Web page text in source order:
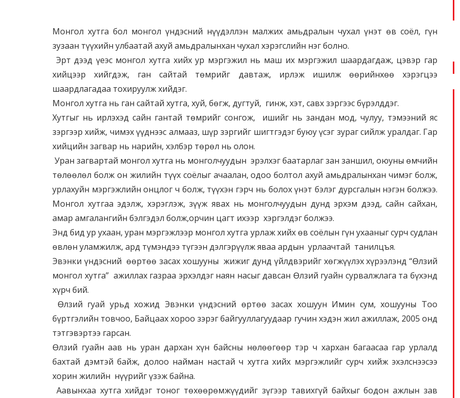
Монгол хутга бол монгол үндэсний нүүдэллэн малжих амьдралын чухал үнэт өв соёл, гүн
зузаан түүхийн улбаатай ахуй амьдралынхан чухал хэрэгслийн нэг болно.
Эрт дээд үеэс монгол хутга хийх ур мэргэжил нь маш их мэргэжил шаардагдаж, цэвэр гар
хийцээр хийгдэж, ган сайтай төмрийг давтаж, ирлэж ишилж өөрийнхөө хэрэгцээ
шаардлагадаа тохируулж хийдэг.
Монгол хутга нь ган сайтай хутга, хуй, бөгж, дугтуй, гинж, хэт, савх зэргээс бүрэлддэг.
Хутгыг нь ирлэхэд сайн гантай төмрийг сонгож, ишийг нь зандан мод, чулуу, тэмээний яс
зэргээр хийж, чимэх үүднээс алмааз, шүр зэргийг шигтгэдэг буюу үсэг зураг сийлж уралдаг. Гар
хийцийн загвар нь нарийн, хэлбэр төрөл нь олон.
Уран загвартай монгол хутга нь монголчуудын эрэлхэг баатарлаг зан заншил, оюуны өмчийн
төлөөлөл болж он жилийн түүх соёлыг ачаалан, одоо болтол ахуй амьдралынхан чимэг болж,
урлахуйн мэргэжлийн онцлог ч болж, түүхэн гэрч нь болох үнэт бэлэг дурсгалын нэгэн болжээ.
Монгол хутгаа эдэлж, хэрэглэж, зүүж явах нь монголчуудын дунд эрхэм дээд, сайн сайхан,
амар амгалангийн бэлгэдэл болж,орчин цагт ихээр хэргэлдэг болжээ.
Энд бид ур ухаан, уран мэргэжлээр монгол хутга урлаж хийх өв соёлын гүн ухааныг сурч судлан
өвлөн уламжилж, ард түмэндээ түгээн дэлгэрүүлж яваа ардын урлаачтай танилцъя.
Эвэнки үндэсний өөртөө засах хошууны жижиг дунд үйлдвэрийг хөгжүүлэх хүрээлэнд “Өлзий
монгол хутга” ажиллах газраа эрхэлдэг наян насыг давсан Өлзий гуайн сурвалжлага та бүхэнд
хүрч бий.
Өлзий гуай урьд хожид Эвэнки үндэсний өртөө засах хошуун Имин сум, хошууны Тоо
бүртгэлийн товчоо, Байцаах хороо зэрэг байгууллагуудаар гучин хэдэн жил ажиллаж, 2005 онд
тэтгэвэртээ гарсан.
Өлзий гуайн аав нь уран дархан хүн байсны нөлөөгөөр тэр ч хархан багаасаа гар урлалд
бахтай дэмтэй байж, долоо найман настай ч хутга хийх мэргэжлийг сурч хийж эхэлснээсээ
хорин жилийн нүүрийг үзэж байна.
Аавынхаа хутга хийдэг тоног төхөөрөмжүүдийг зүгээр тавихгүй байхыг бодон ажлын зав